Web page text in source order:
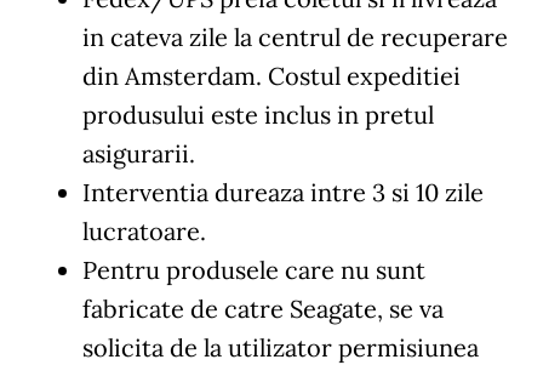
in cateva zile la centrul de recuperare
din Amsterdam. Costul expeditiei
produsului este inclus in pretul
asigurarii.
Interventia dureaza intre 3 si 10 zile
lucratoare.
Pentru produsele care nu sunt
fabricate de catre Seagate, se va
solicita de la utilizator permisiunea